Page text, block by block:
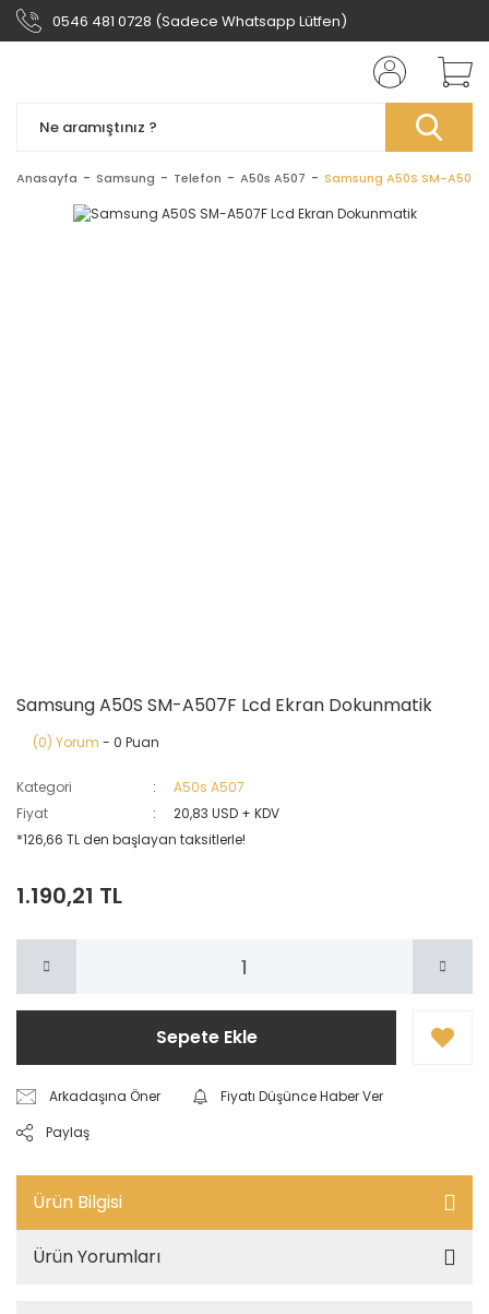
0546 481 0728 (Sadece Whatsapp Lütfen)
Anasayfa Samsung Telefon A50s A507 Samsung A50S SM-
Samsung A50S SM-A507F Lcd Ekran Dokunmatik
(0) Yorum - 0 Puan
Kategori
A50s A507
Fiyat
20,83 USD + KDV
*126,66 TL den başlayan taksitlerle!
1.190,21 TL
Sepete Ekle
Arkadaşına Öner
Fiyatı Düşünce Haber Ver
Paylaş
Ürün Bilgisi
Ürün Yorumları